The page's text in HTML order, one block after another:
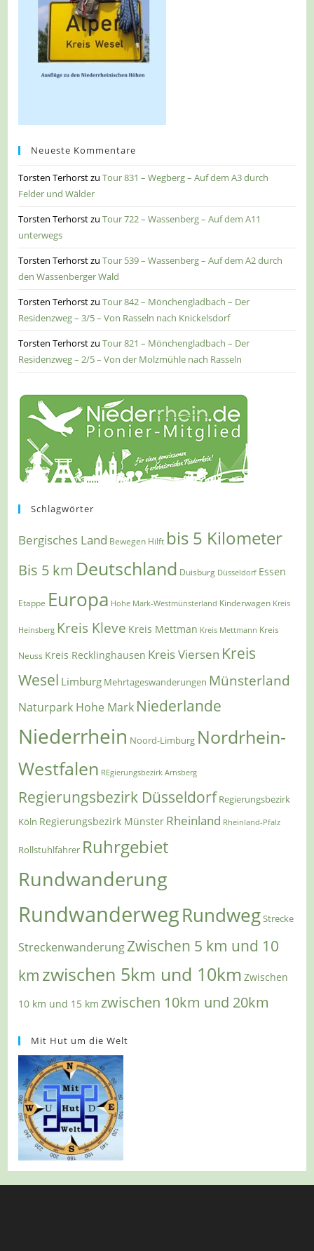
Neueste Kommentare
Torsten TerhorstzuTour 831 – Wegberg – Auf dem A3 durch
Felder und Wälder
Torsten TerhorstzuTour 722 – Wassenberg – Auf dem A11
unterwegs
Torsten TerhorstzuTour 539 – Wassenberg – Auf dem A2 durch
den Wassenberger Wald
Torsten TerhorstzuTour 842 – Mönchengladbach – Der
Residenzweg – 3/5 – Von Rasseln nach Knickelsdorf
Torsten TerhorstzuTour 821 – Mönchengladbach – Der
Residenzweg – 2/5 – Von der Molzmühle nach Rasseln
Schlagwörter
Bergisches Land Bewegen Hilft bis 5 Kilometer
Bis 5 km Deutschland Duisburg Düsseldorf Essen
Etappe Europa Hohe Mark-Westmünsterland Kinderwagen Kreis
Heinsberg Kreis Kleve Kreis Mettman Kreis Mettmann Kreis
Neuss Kreis Recklinghausen Kreis Viersen Kreis
Wesel Limburg Mehrtageswanderungen Münsterland
Naturpark Hohe Mark Niederlande
Niederrhein Noord-Limburg Nordrhein-
Westfalen REgierungsbezirk Arnsberg
Regierungsbezirk Düsseldorf Regierungsbezirk
Köln Regierungsbezirk Münster Rheinland Rheinland-Pfalz
Rollstuhlfahrer Ruhrgebiet
Rundwanderung
RundwanderwegRundwegStrecke
StreckenwanderungZwischen 5 km und 10
km zwischen 5km und 10km Zwischen
10 km und 15 km zwischen 10km und 20km
Mit Hut um die Welt